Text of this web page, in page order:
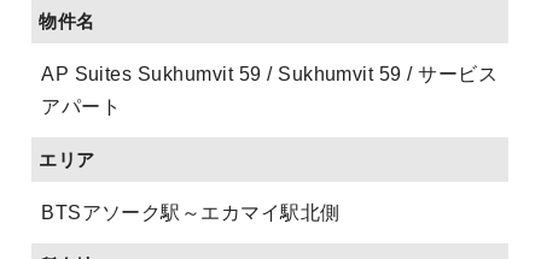
物件名
AP Suites Sukhumvit 59 / Sukhumvit 59 / サービス
アパート
エリア
BTSアソーク駅～エカマイ駅北側